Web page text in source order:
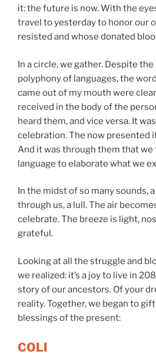
it: the future is now. With the
travel to yesterday to honor our
resisted and whose donated
In a circle, we gather. Despite the
polyphony of languages, the
came out of my mouth were
received in the body of the
heard them, and vice versa. It
celebration. The now presented
And it was through them that we
language to elaborate what we
In the midst of so many sounds,
through us, a lull. The air
celebrate. The breeze is light,
grateful.
Looking at all the struggle and
we realized: it’s a joy to live in
story of our ancestors. Of your
reality. Together, we began to
blessings of the present:
COLI